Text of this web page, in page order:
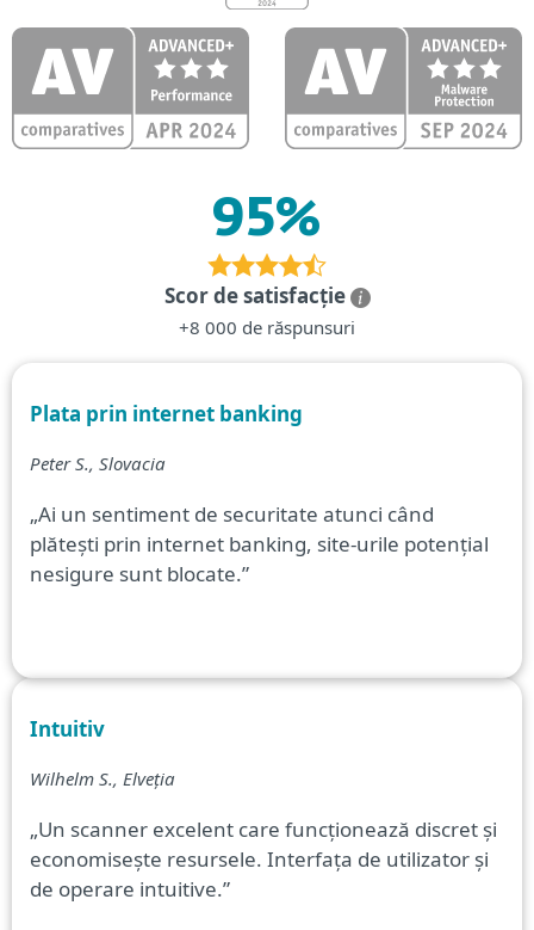
95%
Scor de satisfacție
+8 000 de răspunsuri
Plata prin internet banking
Peter S., Slovacia
„Ai un sentiment de securitate atunci când
plătești prin internet banking, site-urile potențial
nesigure sunt blocate.”
Intuitiv
Wilhelm S., Elveția
„Un scanner excelent care funcționează discret și
economisește resursele. Interfața de utilizator și
de operare intuitive.”